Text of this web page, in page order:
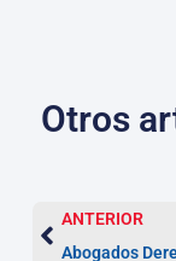
Otros
ANTERIOR